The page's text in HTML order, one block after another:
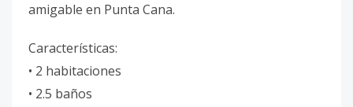
amigable en Punta Cana.
Características:
• 2 habitaciones
• 2.5 baños